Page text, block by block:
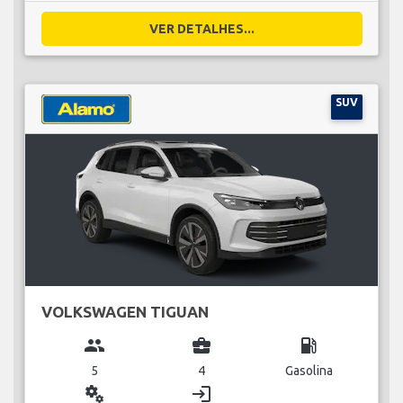
VER DETALHES...
SUV
VOLKSWAGEN TIGUAN
group
5
business_center
4
local_gas_station
Gasolina
miscellaneous_services login